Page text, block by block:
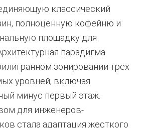
классический
полноценную кофейню и
площадку для
парадигма
зонировании трех
уровней, включая
минус первый этаж.
для инженеров-
стала адаптация жесткого